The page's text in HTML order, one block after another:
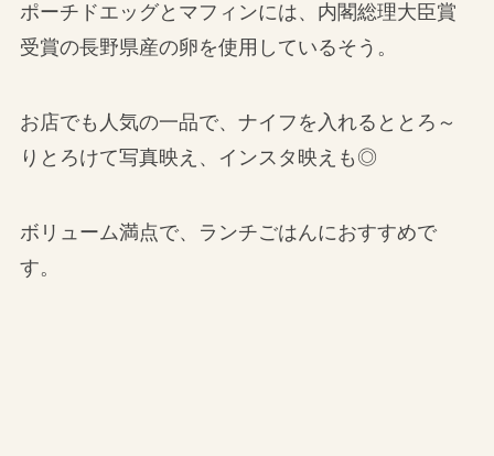
ポーチドエッグとマフィンには、内閣総理大臣賞
受賞の長野県産の卵を使用しているそう。
お店でも人気の一品で、ナイフを入れるととろ～
りとろけて写真映え、インスタ映えも◎
ボリューム満点で、ランチごはんにおすすめで
す。